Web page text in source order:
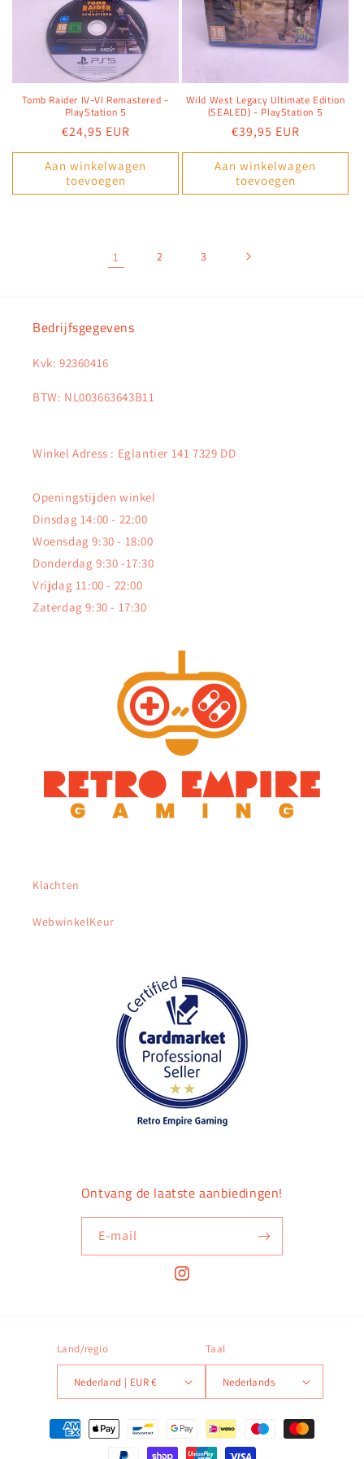
Tomb Raider IV-VI Remastered -
PlayStation 5
Normale
prijs
€24,95 EUR
Aan winkelwagen
toevoegen
Wild West Legacy Ultimate Edition
(SEALED) - PlayStation 5
Normale
prijs
€39,95 EUR
Aan winkelwagen
toevoegen
1 2 3
Bedrijfsgegevens
Kvk: 92360416
BTW: NL003663643B11
Winkel Adress : Eglantier 141 7329 DD
Openingstijden winkel
Dinsdag 14:00 - 22:00
Woensdag 9:30 - 18:00
Donderdag 9:30 -17:30
Vrijdag 11:00 - 22:00
Zaterdag 9:30 - 17:30
Klachten
WebwinkelKeur
Ontvang de laatste aanbiedingen!
E‑mail
Instagram
Land/regio
Nederland | EUR €
Taal
Nederlands
Betaalmethoden